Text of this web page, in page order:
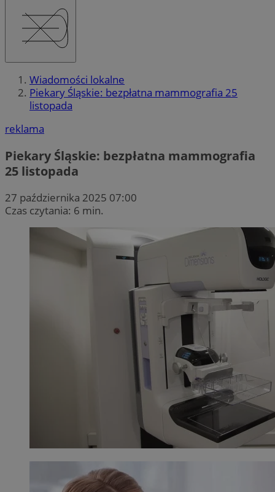
Wiadomości lokalne
Piekary Śląskie: bezpłatna mammografia 25
listopada
reklama
Piekary Śląskie: bezpłatna mammografia
25 listopada
27 października 2025 07:00
Czas czytania: 6 min.